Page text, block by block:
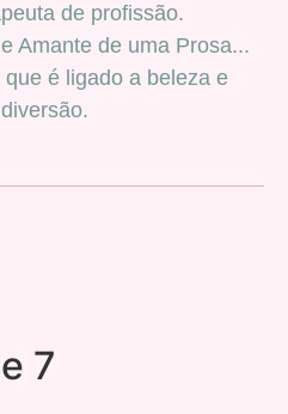
de profissão.
Amante de uma Prosa...
é ligado a beleza e
7